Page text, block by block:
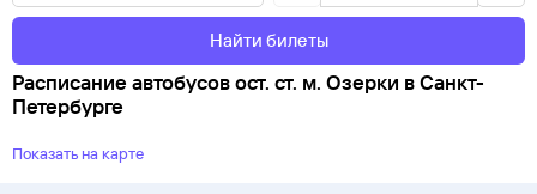
Найти билеты
Расписание автобусов ост. ст. м. Озерки в Санкт-
Петербурге
Показать на карте